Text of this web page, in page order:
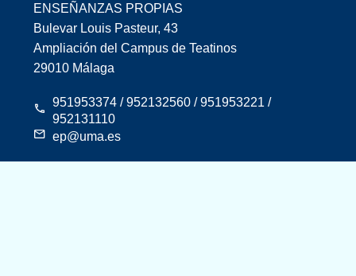
ENSEÑANZAS PROPIAS
Bulevar Louis Pasteur, 43
Ampliación del Campus de Teatinos
29010 Málaga
951953374 / 952132560 / 951953221 /
952131110
ep@uma.es